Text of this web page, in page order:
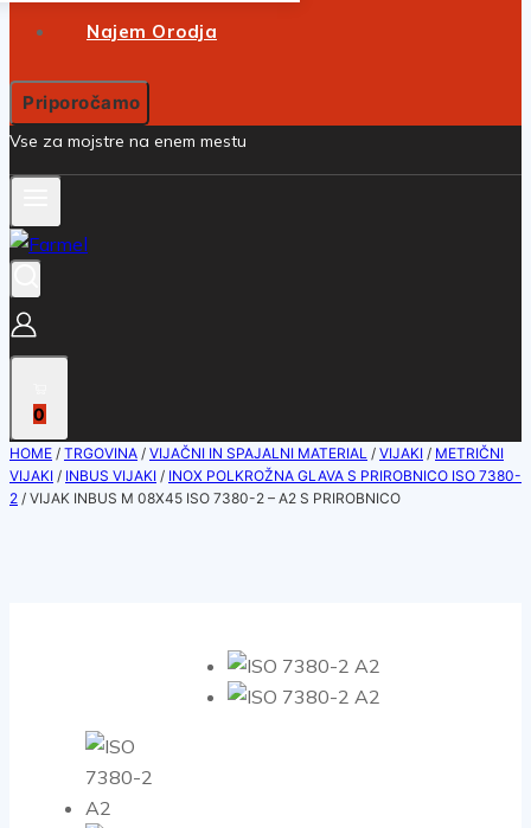
Najem Orodja
Priporočamo
Vse za mojstre na enem mestu
0
HOME / TRGOVINA / VIJAČNI IN SPAJALNI MATERIAL / VIJAKI / METRIČNI
VIJAKI / INBUS VIJAKI / INOX POLKROŽNA GLAVA S PRIROBNICO ISO 7380-
2 / VIJAK INBUS M 08X45 ISO 7380-2 – A2 S PRIROBNICO